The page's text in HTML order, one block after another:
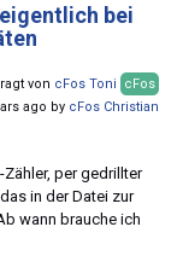
bei
von cFos Toni
cFos
ago by cFos Christian
per gedrillter
in der Datei zur
wann brauche ich